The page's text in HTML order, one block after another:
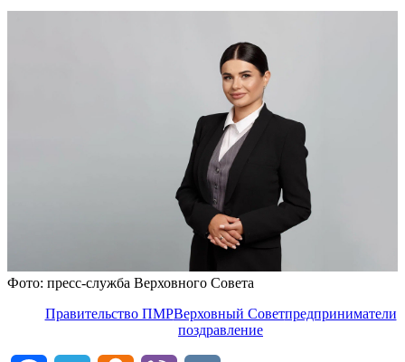
Фото: пресс-служба Верховного Совета
Правительство ПМРВерховный Советпредприниматели
поздравление